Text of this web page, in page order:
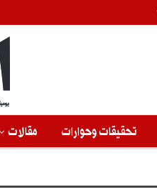
تحقيقات وحوارات مقالات